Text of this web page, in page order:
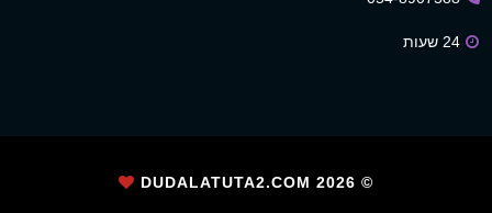
24 שעות
© DUDALATUTA2.COM
2026